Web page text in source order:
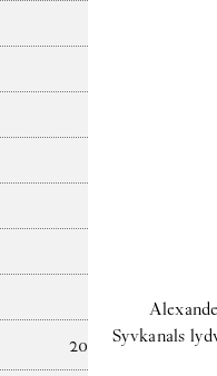
2024
Syvkanals